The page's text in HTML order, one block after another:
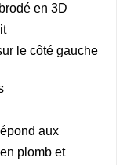
en 3D
le côté gauche
aux
plomb et